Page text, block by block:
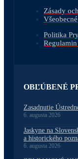
Zásady
Politika
OBĽÚBENÉ
Zasadnutie
6. augusta 2026
Jaskyne na
a historického
6. augusta 2026